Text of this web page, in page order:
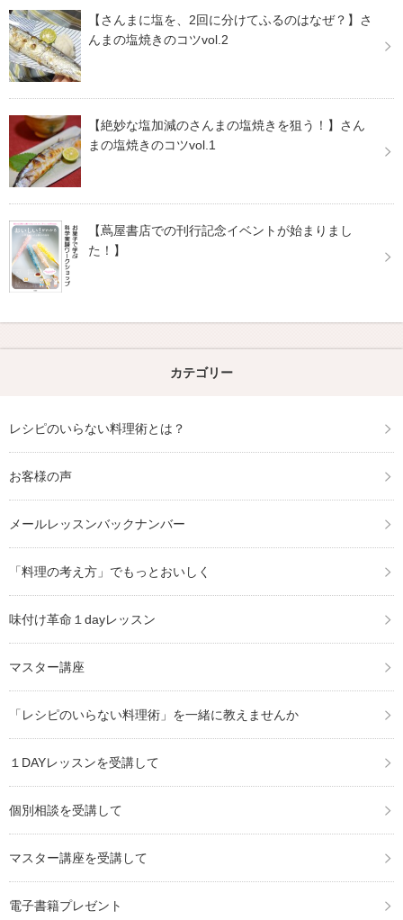
【さんまに塩を、2回に分けてふるのはなぜ？】さ
んまの塩焼きのコツvol.2
【絶妙な塩加減のさんまの塩焼きを狙う！】さん
まの塩焼きのコツvol.1
【蔦屋書店での刊行記念イベントが始まりまし
た！】
カテゴリー
レシピのいらない料理術とは？
お客様の声
メールレッスンバックナンバー
「料理の考え方」でもっとおいしく
味付け革命１dayレッスン
マスター講座
「レシピのいらない料理術」を一緒に教えませんか
１DAYレッスンを受講して
個別相談を受講して
マスター講座を受講して
電子書籍プレゼント